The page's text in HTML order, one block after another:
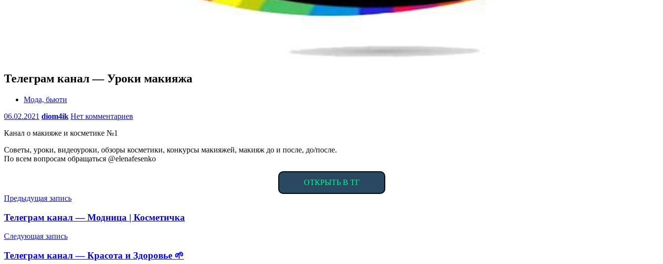
Телеграм канал — Уроки макияжа
Мода, бьюти
06.02.2021 diom4ik Нет комментариев
Канал о макияже и косметике №1
Советы, уроки, видеоуроки, обзоры косметики, конкурсы макияжей, макияж до и после, до/после.
По всем вопросам обращаться @elenafesenko
ОТКРЫТЬ В ТГ
Навигация
по
записям
Предыдущая запись
Телеграм канал — Модница | Косметичка
Следующая запись
Телеграм канал — Красота и Здоровье 🌱